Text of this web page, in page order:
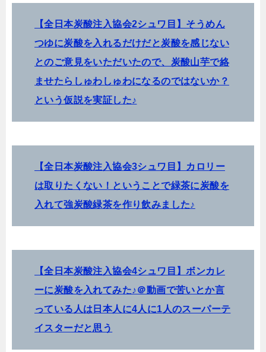
【全日本炭酸注入協会2シュワ目】そうめん
つゆに炭酸を入れるだけだと炭酸を感じない
とのご意見をいただいたので、炭酸山芋で絡
ませたらしゅわしゅわになるのではないか？
という仮説を実証した♪
【全日本炭酸注入協会3シュワ目】カロリー
は取りたくない！ということで緑茶に炭酸を
入れて強炭酸緑茶を作り飲みました♪
【全日本炭酸注入協会4シュワ目】ボンカレ
ーに炭酸を入れてみた♪＠動画で苦いとか言
っている人は日本人に4人に1人のスーパーテ
イスターだと思う